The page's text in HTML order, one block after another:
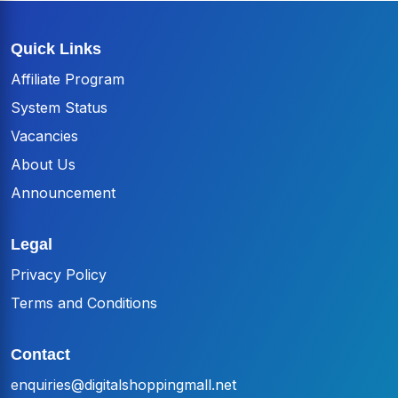
10% ($3,000) for DSM Marketing Executive
(DME) commissions
10% ($3,000) for DSM Founding Members'
30% ($9,000) retained by DSM to cover
operating costs, capital expenditures, and profit
15% ($1,350) is paid to the link owner (the
7% ($630) is paid to the link owner's direct
sponsor
Quick Links
Affiliate Program
System Status
Vacancies
About Us
Announcement
Legal
Privacy Policy
Terms and Conditions
Contact
enquiries@digitalshoppingmall.net